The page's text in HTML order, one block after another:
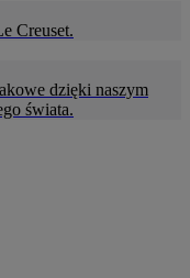
Creuset.
dzięki naszym
świata.